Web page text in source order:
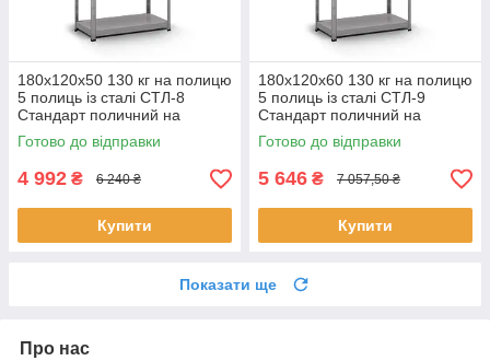
180х120х50 130 кг на полицю
5 полиць із сталі СТЛ-8
Стандарт поличний на
зачепах торговий
оцинкований
Готово до відправки
4 992 ₴ 6 240 ₴
Купити
180х120х60 130 кг на полицю
5 полиць із сталі СТЛ-9
Стандарт поличний на
зачепах торговий
оцинкований
Готово до відправки
5 646 ₴ 7 057,50 ₴
Купити
Показати ще
Про нас